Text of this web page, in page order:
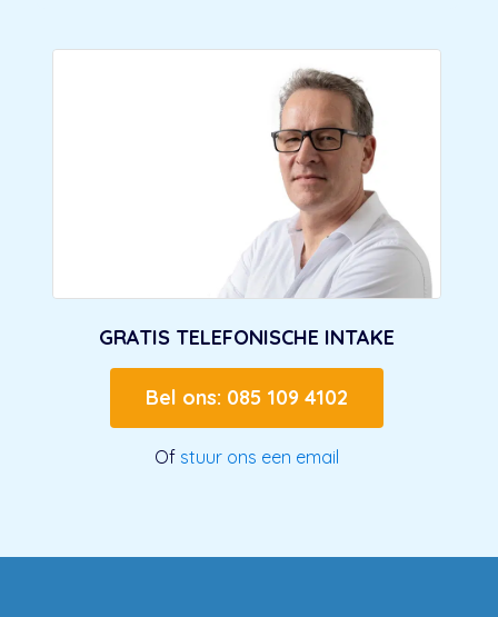
GRATIS TELEFONISCHE INTAKE
Bel ons: 085 109 4102
Of stuur ons een email